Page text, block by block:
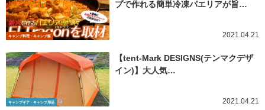
キャンプ料理・キャンプ飯
プで作れる簡単冷凍パエリアが旨…
2021.04.21
キャンプギア・キャンプ用品
【tent-Mark DESIGNS(テンマクデザ
イン)】大人気…
2021.04.21